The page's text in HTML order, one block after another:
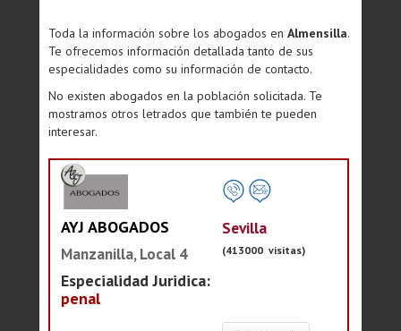
Toda la información sobre los abogados en Almensilla.
Te ofrecemos información detallada tanto de sus
especialidades como su información de contacto.
No existen abogados en la población solicitada. Te
mostramos otros letrados que también te pueden
interesar.
AYJ ABOGADOS
Manzanilla, Local 4
Especialidad Juridica:
penal
Sevilla
(413000 visitas)